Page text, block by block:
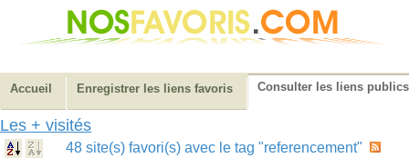
Accueil Enregistrer les liens favoris Consulter les liens publics
Les + visités
48 site(s) favori(s) avec le tag "referencement"